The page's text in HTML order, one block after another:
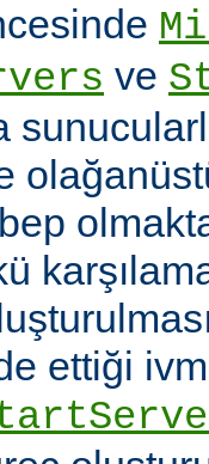
ve
ettiği